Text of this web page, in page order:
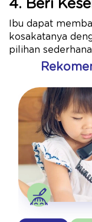
4. Beri
Ibu dapat
kosakatanya
pilihan